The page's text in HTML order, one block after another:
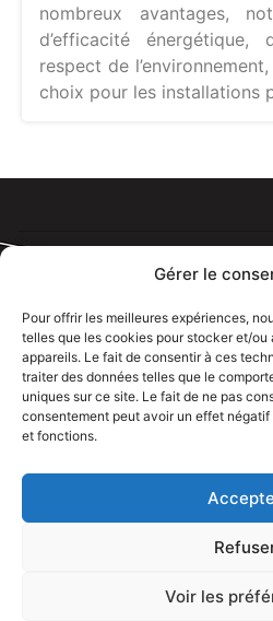
Gérer le
Pour offrir les meilleures expériences,
telles que les cookies pour stocker et/
appareils. Le fait de consentir à ces
traiter des données telles que le
uniques sur ce site. Le fait de ne pas
consentement peut avoir un effet
et fonctions.
Voir les
nombreux avantages,
d’efficacité
respect de
choix pour les installations
Tous droits réservé
Siege social :82 rue Jeanne
Bureau et showroom :